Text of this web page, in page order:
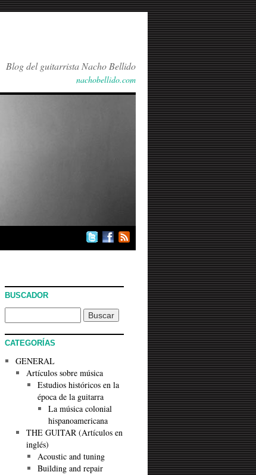
Blog del guitarrista Nacho Bellido
nachobellido.com
BUSCADOR
CATEGORÍAS
GENERAL
Artículos sobre música
Estudios históricos en la
época de la guitarra
La música colonial
hispanoamericana
THE GUITAR (Artículos en
inglés)
Acoustic and tuning
Building and repair